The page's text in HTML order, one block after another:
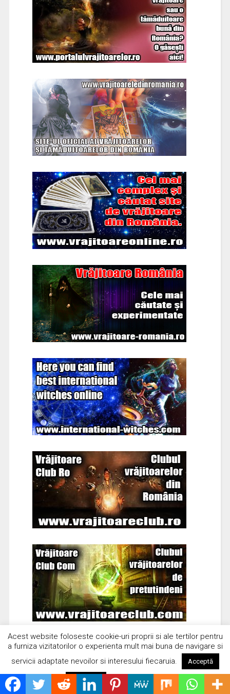
Acest website foloseste cookie-uri proprii si ale tertilor pentru
a furniza vizitatorilor o experienta mult mai buna de navigare si
servicii adaptate nevoilor si interesului fiecaruia.
Acceptă
Respinge Citește mai mult